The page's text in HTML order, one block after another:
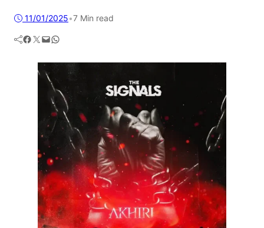
11/01/2025•7 Min read
Facebook Twitter Mail WhatsApp